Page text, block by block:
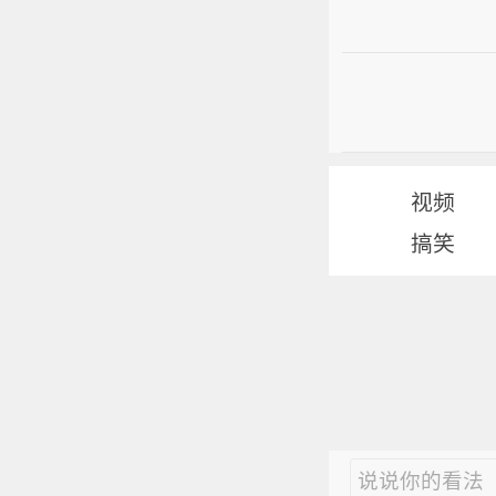
视频
搞笑
说说你的看法